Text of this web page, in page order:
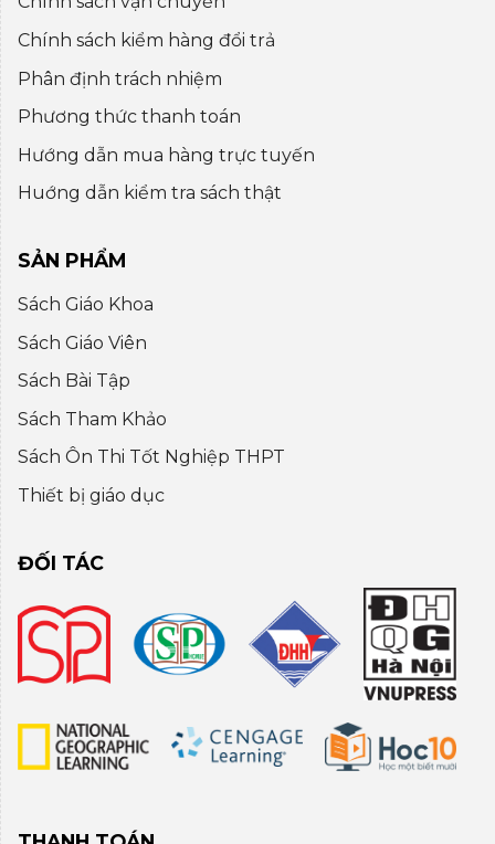
Chính sách kiểm hàng đổi trả
Phân định trách nhiệm
Phương thức thanh toán
Hướng dẫn mua hàng trực tuyến
Huớng dẫn kiểm tra sách thật
SẢN PHẨM
Sách Giáo Khoa
Sách Giáo Viên
Sách Bài Tập
Sách Tham Khảo
Sách Ôn Thi Tốt Nghiệp THPT
Thiết bị giáo dục
ĐỐI TÁC